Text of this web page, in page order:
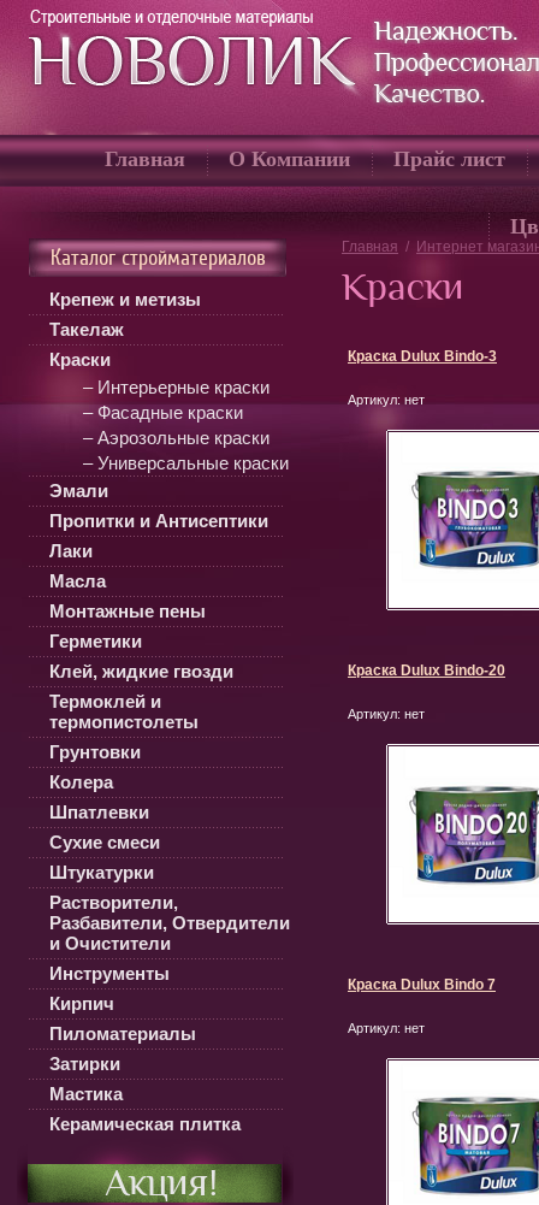
Главная О Компании Прайс лист
Каталог стройматериалов
Крепеж и метизы
Такелаж
Краски
– Интерьерные краски
– Фасадные краски
– Аэрозольные краски
– Универсальные краски
Эмали
Пропитки и Антисептики
Лаки
Масла
Монтажные пены
Герметики
Клей, жидкие гвозди
Термоклей и
термопистолеты
Грунтовки
Колера
Шпатлевки
Сухие смеси
Штукатурки
Растворители,
Разбавители, Отвердители
и Очистители
Инструменты
Кирпич
Пиломатериалы
Затирки
Мастика
Керамическая плитка
Акция!
Главная / Интернет
Краски
Краска Dulux Bindo-3
Артикул: нет
Краска Dulux Bindo-20
Артикул: нет
Краска Dulux Bindo 7
Артикул: нет